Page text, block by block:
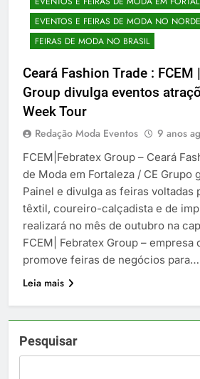
EVENTOS E FEIRAS DE MODA NO
FEIRAS DE MODA NO BRASIL
Ceará Fashion Trade : FCEM
Group divulga eventos
Week Tour
Redação Moda Eventos 9 anos
FCEM|Febratex Group – Ceará
de Moda em Fortaleza / CE Grupo
Painel e divulga as feiras voltadas
têxtil, coureiro-calçadista e de
realizará no mês de outubro na
FCEM| Febratex Group – empresa
promove feiras de negócios para…
Leia mais
Pesquisar